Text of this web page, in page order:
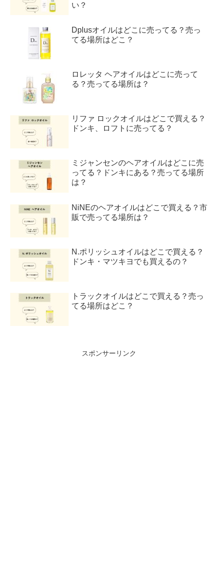
い？
Dplusオイルはどこに売ってる？売っ
てる場所はどこ？
ロレッタ ヘアオイルはどこに売って
る？売ってる場所は？
リファ ロックオイルはどこで買える？
ドンキ、ロフトに売ってる？
ミジャンセンのヘアオイルはどこに売
ってる？ドンキにある？売ってる場所
は？
NiNEのヘアオイルはどこで買える？市
販で売ってる場所は？
N.ポリッシュオイルはどこで買える？
ドンキ・マツキヨでも買えるの？
トラックオイルはどこで買える？売っ
てる場所はどこ？
スポンサーリンク